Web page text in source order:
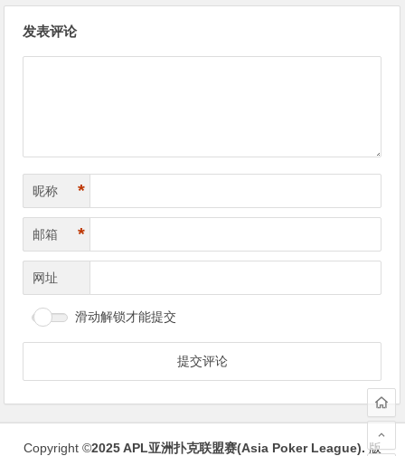
发表评论
昵称 *
邮箱 *
网址
滑动解锁才能提交
Copyright ©2025APL亚洲扑克联盟赛(Asia Poker League).版